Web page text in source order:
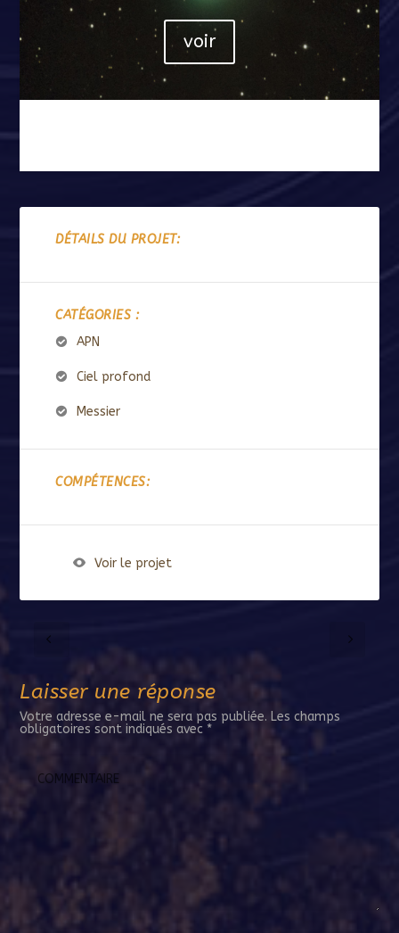
voir
DÉTAILS DU PROJET:
CATÉGORIES :
APN
Ciel profond
Messier
COMPÉTENCES:
Voir le projet
Laisser une réponse
Votre adresse e-mail ne sera pas publiée. Les champs
obligatoires sont indiqués avec *